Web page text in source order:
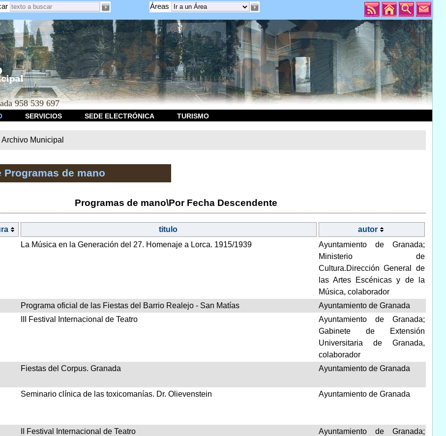
Áreas
958 539 697
SERVICIOS SEDE ELECTRÓNICA TURISMO
Archivo Municipal
Programas de mano
Programas de mano\Por Fecha Descendente
titulo
autor
La Música en la Generación del 27. Homenaje a Lorca. 1915/1939
Ayuntamiento de Granada;
Ministerio de
Cultura.Dirección General de
las Artes Escénicas y de la
Música, colaborador
Programa oficial de las Fiestas del Barrio Realejo - San Matías
Ayuntamiento de Granada
III Festival Internacional de Teatro
Ayuntamiento de Granada;
Gabinete de Extensión
Universitaria de Granada,
colaborador
Fiestas del Corpus. Granada Ayuntamiento de Granada
Seminario clínica de las toxicomanías. Dr. Olievenstein Ayuntamiento de Granada
II Festival Internacional de Teatro
Ayuntamiento de Granada;